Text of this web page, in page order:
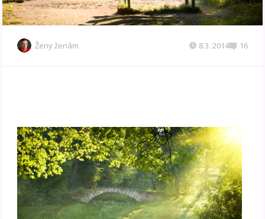
Ženy ženám 8.3. 2014 16